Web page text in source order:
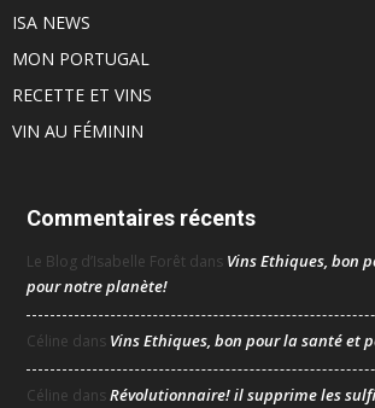
ISA NEWS
MON PORTUGAL
RECETTE ET VINS
VIN AU FÉMININ
Commentaires récents
Le Blog d’Isabelle Forêt dans Vins Ethiques, bon
pour notre planète!
Céline dans Vins Ethiques, bon pour la santé et
Céline dansRévolutionnaire! il supprime les